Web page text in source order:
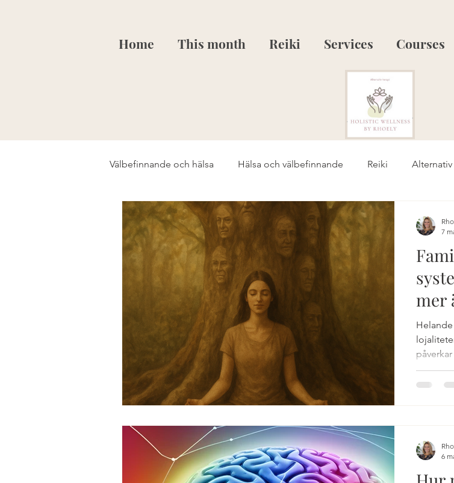
Home This month Reiki Services Courses
Välbefinnande och hälsa Hälsa och välbefinnande Reiki
Restorative yoga Mindfulness Yinyoga eld-element
EFT-tapping Välbefinnande Personlig utveckling Läkning
Traumabearbetning Terapi och metoder
Andligt växande Relationer och familj Avslappning och
mer
och
7
6